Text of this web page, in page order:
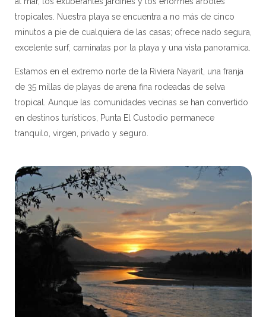
tropicales. Nuestra playa se encuentra a no más de cinco
minutos a pie de cualquiera de las casas; ofrece nado segura,
excelente surf, caminatas por la playa y una vista panoramica.
Estamos en el extremo norte de la Riviera Nayarit, una franja
de 35 millas de playas de arena fina rodeadas de selva
tropical. Aunque las comunidades vecinas se han convertido
en destinos turísticos, Punta El Custodio permanece
tranquilo, virgen, privado y seguro.